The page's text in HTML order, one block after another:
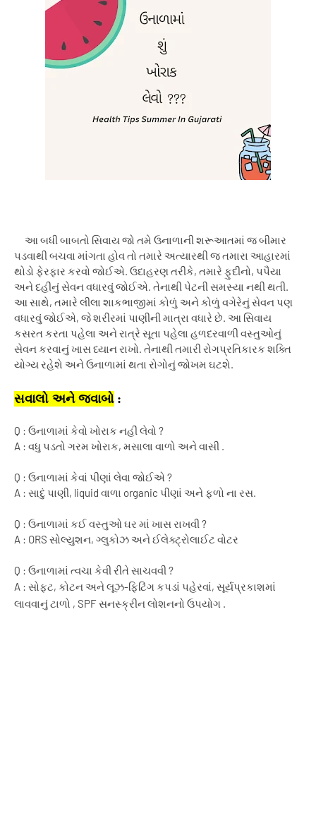
આ બધી બાબતો સિવાય જો તમે ઉનાળાની શરૂઆતમાં જ બીમાર
પડવાથી બચવા માંગતા હોવ તો તમારે અત્યારથી જ તમારા આહારમાં
થોડો ફેરફાર કરવો જોઈએ. ઉદાહરણ તરીકે, તમારે ફુદીનો, પપૈયા
અને દહીંનું સેવન વધારવું જોઈએ. તેનાથી પેટની સમસ્યા નથી થતી.
આ સાથે, તમારે લીલા શાકભાજીમાં કોળું અને કોળું વગેરેનું સેવન પણ
વધારવું જોઈએ, જે શરીરમાં પાણીની માત્રા વધારે છે. આ સિવાય
કસરત કરતા પહેલા અને રાત્રે સૂતા પહેલા હળદરવાળી વસ્તુઓનું
સેવન કરવાનું ખાસ ધ્યાન રાખો. તેનાથી તમારી રોગપ્રતિકારક શક્તિ
યોગ્ય રહેશે અને ઉનાળામાં થતા રોગોનું જોખમ ઘટશે.
સવાલો અને જવાબો :
Q : ઉનાળામાં કેવો ખોરાક નહીં લેવો ?
A : વધુ પડતો ગરમ ખોરાક, મસાલા વાળો અને વાસી .
Q : ઉનાળામાં કેવાં પીણાં લેવા જોઈએ ?
A : સાદું પાણી, liquid વાળા organic પીણાં અને ફળો ના રસ.
Q : ઉનાળામાં કઈ વસ્તુઓ ઘર માં ખાસ રાખવી ?
A : ORS સોલ્યુશન, ગ્લુકોઝ અને ઈલેક્ટ્રોલાઈટ વોટર
Q : ઉનાળામાં ત્વચા કેવી રીતે સાચવવી ?
A : સોફ્ટ, કોટન અને લૂઝ-ફિટિંગ કપડાં પહેરવાં, સૂર્યપ્રકાશમાં
લાવવાનું ટાળો , SPFસનસ્ક્રીન લોશનનો ઉપયોગ .